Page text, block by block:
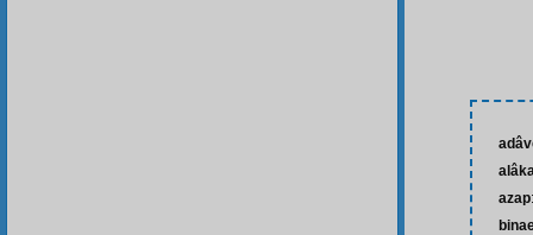
azap